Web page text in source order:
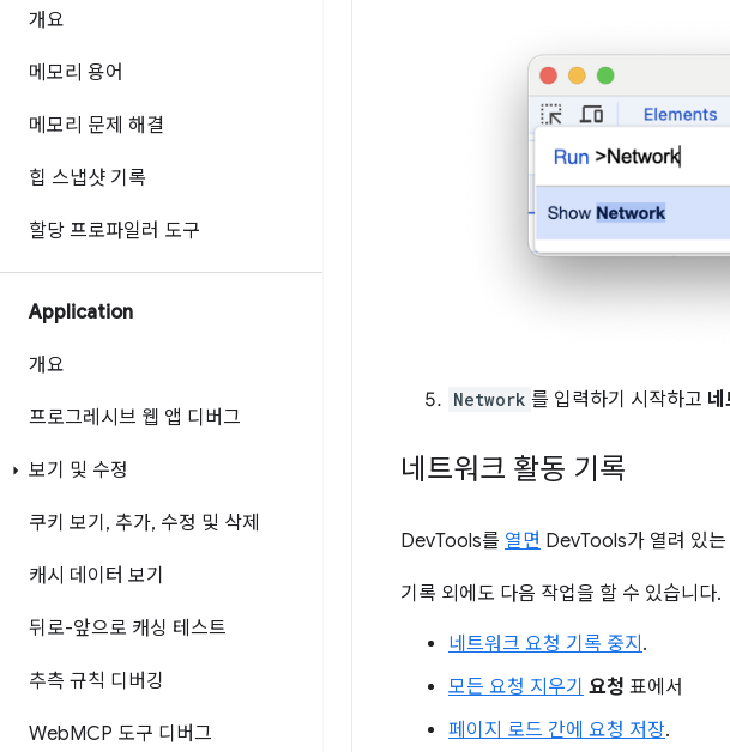
개요
메모리 용어
메모리 문제 해결
힙 스냅샷 기록
할당 프로파일러 도구
Application
개요
프로그레시브 웹 앱 디버그
보기 및 수정
쿠키 보기 , 추가, 수정 및 삭제
캐시 데이터 보기
뒤로-앞으로 캐싱 테스트
추측 규칙 디버깅
WebMCP 도구 디버그
Network 를 입력하기 시작하고 네
네트워크 활동 기록
DevTools를 열면 DevTools가 열려 있는
기록 외에도 다음 작업을 할 수 있습니다.
네트워크 요청 기록 중지 .
모든 요청 지우기 요청 표에서
페이지 로드 간에 요청 저장.